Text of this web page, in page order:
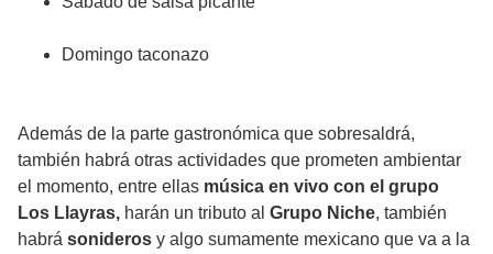
Domingo taconazo
Además de la parte gastronómica que sobresaldrá,
también habrá otras actividades que prometen ambientar
el momento, entre ellas música en vivo con el grupo
Los Llayras, harán un tributo al Grupo Niche, también
habrá sonideros y algo sumamente mexicano que va a la